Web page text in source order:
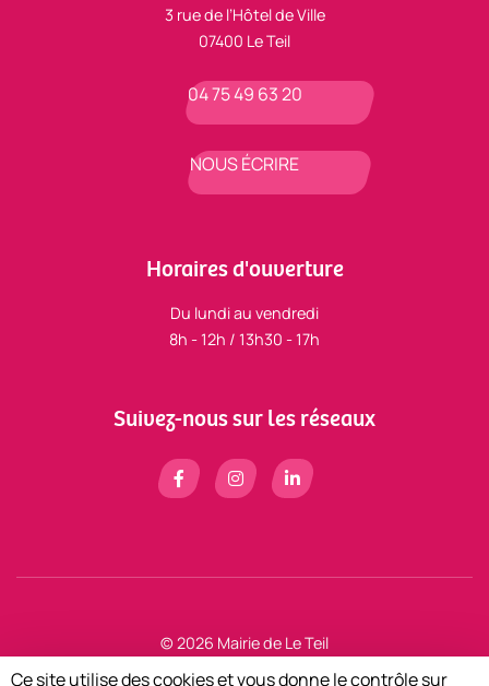
3 rue de l’Hôtel de Ville
07400 Le Teil
04 75 49 63 20
NOUS ÉCRIRE
Horaires d'ouverture
Du lundi au vendredi
8h - 12h / 13h30 - 17h
Suivez-nous sur les réseaux
© 2026 Mairie de Le Teil
Mentions légales
Ce site utilise des cookies et vous donne le contrôle sur